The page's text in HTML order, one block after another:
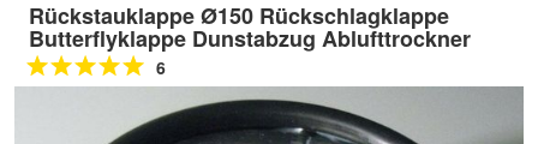
Rückstauklappe Ø150 Rückschlagklappe
Butterflyklappe Dunstabzug Ablufttrockner
6